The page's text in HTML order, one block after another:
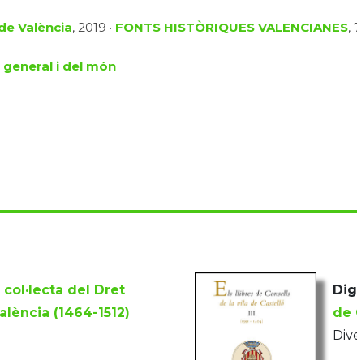
València, 2019 · FONTS HISTÒRIQUES VALENCIANES,
i del món
del Dret
(1464-1512)
de